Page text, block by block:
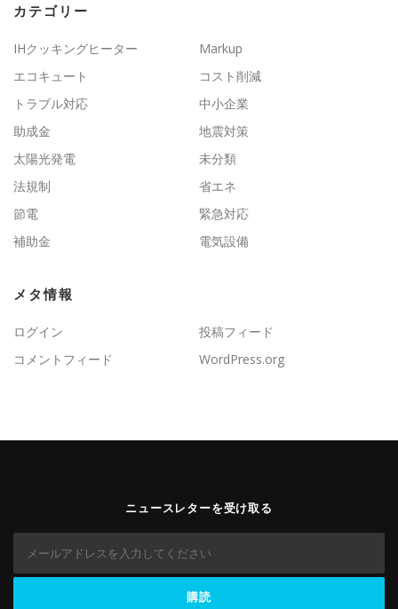
カテゴリー
IHクッキングヒーター
Markup
エコキュート
コスト削減
トラブル対応
中小企業
助成金
地震対策
太陽光発電
未分類
法規制
省エネ
節電
緊急対応
補助金
電気設備
メタ情報
ログイン
投稿フィード
コメントフィード
WordPress.org
ニュースレターを受け取る